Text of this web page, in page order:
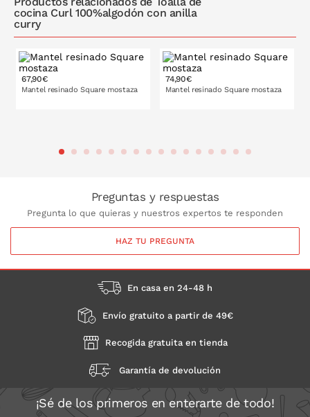
cocina Curl 100%algodón con anilla
curry
67,90€
Mantel resinado Square mostaza
74,90€
Mantel resinado Square mostaza
Preguntas y respuestas
Pregunta lo que quieras y nuestros expertos te responden
HAZ TU PREGUNTA
En casa en 24-48 h
Envío gratuito a partir de 49€
Recogida gratuita en tienda
Garantía de devolución
¡Sé de los primeros en enterarte de todo!